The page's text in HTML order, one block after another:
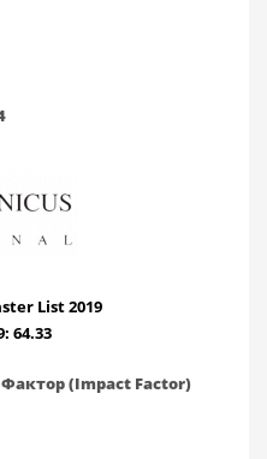
List 2019
64.33
(Impact Factor)